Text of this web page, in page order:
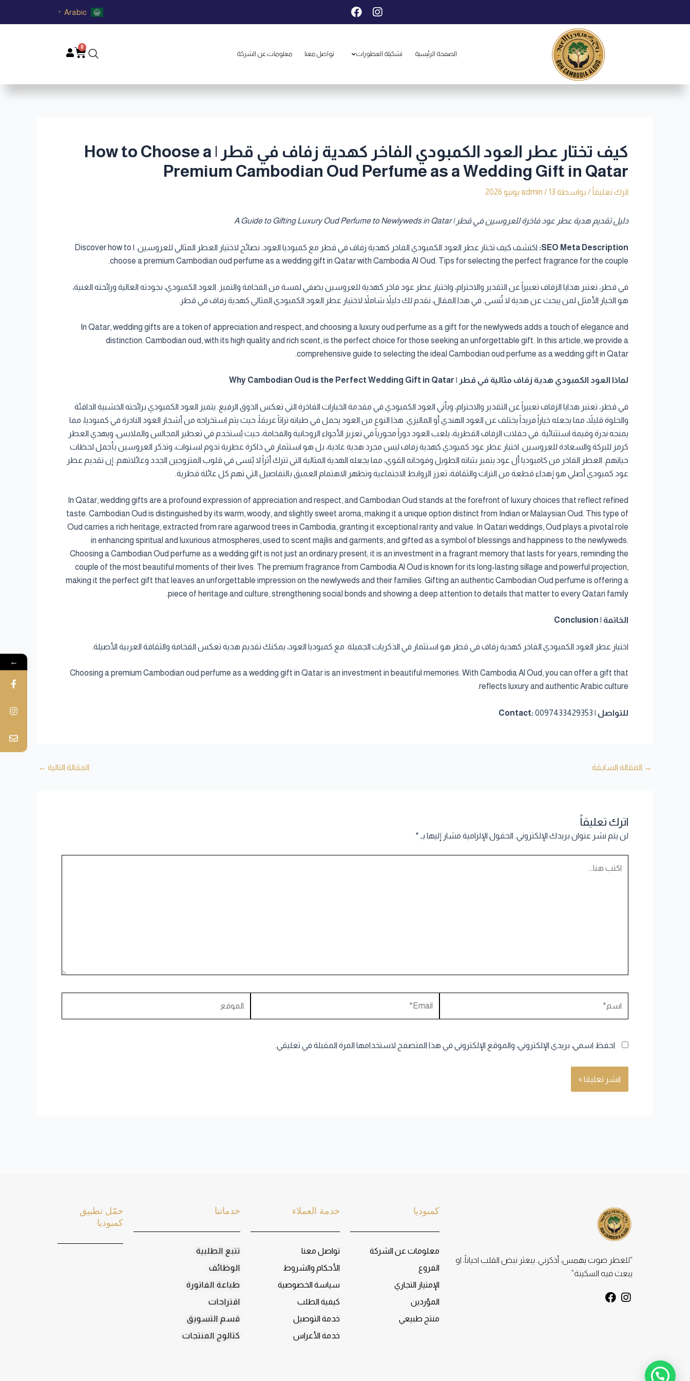
I
n
a
a
F
a
b
k
Arabic
▼
الصفحة الرئيسية تشكيلة العطورات تواصل معنا معلومات عن الشركة
0
Cart
كيف تختار عطر العود الكمبودي الفاخر كهدية زفاف في قطر | How to Choose a
Premium Cambodian Oud Perfume as a Wedding Gift in Qatar
اترك تعليقاً/ بواسطة admin /13 يونيو 2026
دليل تقديم هدية عطر عود فاخرة للعروسين في قطر | A Guide to Gifting Luxury Oud Perfume to Newlyweds in Qatar
SEO Meta Description:
اكتشف كيف تختار عطر العود الكمبودي الفاخر كهدية زفاف في قطر مع كمبوديا العود. نصائح لاختيار العطر المثالي للعروسين. | Discover how to
choose a premium Cambodian oud perfume as a wedding gift in Qatar with Cambodia Al Oud. Tips for selecting the perfect fragrance for the couple.
في قطر، تعتبر هدايا الزفاف تعبيراً عن التقدير والاحترام، واختيار عطر عود فاخر كهدية للعروسين يضفي لمسة من الفخامة والتميز. العود الكمبودي، بجودته العالية ورائحته الغنية،
هو الخيار الأمثل لمن يبحث عن هدية لا تُنسى. في هذا المقال، نقدم لك دليلاً شاملاً لاختيار عطر العود الكمبودي المثالي كهدية زفاف في قطر.
In Qatar, wedding gifts are a token of appreciation and respect, and choosing a luxury oud perfume as a gift for the newlyweds adds a touch of elegance and
distinction. Cambodian oud, with its high quality and rich scent, is the perfect choice for those seeking an unforgettable gift. In this article, we provide a
comprehensive guide to selecting the ideal Cambodian oud perfume as a wedding gift in Qatar.
لماذا العود الكمبودي هدية زفاف مثالية في قطر | Why Cambodian Oud is the Perfect Wedding Gift in Qatar
في قطر، تعتبر هدايا الزفاف تعبيراً عن التقدير والاحترام، ويأتي العود الكمبودي في مقدمة الخيارات الفاخرة التي تعكس الذوق الرفيع. يتميز العود الكمبودي برائحته الخشبية الدافئة
والحلوة قليلاً، مما يجعله خياراً فريداً يختلف عن العود الهندي أو الماليزي. هذا النوع من العود يحمل في طياته تراثاً عريقاً، حيث يتم استخراجه من أشجار العود النادرة في كمبوديا، مما
يمنحه ندرة وقيمة استثنائية. في حفلات الزفاف القطرية، يلعب العود دوراً محورياً في تعزيز الأجواء الروحانية والفخامة، حيث يُستخدم في تعطير المجالس والملابس، ويهدي العطر
كرمز للبركة والسعادة للعروسين. اختيار عطر عود كمبودي كهدية زفاف ليس مجرد هدية عادية، بل هو استثمار في ذاكرة عطرية تدوم لسنوات، وتذكر العروسين بأجمل لحظات
حياتهم. العطر الفاخر من كامبوديا أل عود يتميز بثباته الطويل وفوحانه القوي، مما يجعله الهدية المثالية التي تترك أثراً لا يُنسى في قلوب المتزوجين الجدد وعائلاتهم. إن تقديم عطر
عود كمبودي أصلي هو إهداء قطعة من التراث والثقافة، تعزز الروابط الاجتماعية وتظهر الاهتمام العميق بالتفاصيل التي تهم كل عائلة قطرية.
In Qatar, wedding gifts are a profound expression of appreciation and respect, and Cambodian Oud stands at the forefront of luxury choices that reflect refined
taste. Cambodian Oud is distinguished by its warm, woody, and slightly sweet aroma, making it a unique option distinct from Indian or Malaysian Oud. This type of
Oud carries a rich heritage, extracted from rare agarwood trees in Cambodia, granting it exceptional rarity and value. In Qatari weddings, Oud plays a pivotal role
in enhancing spiritual and luxurious atmospheres, used to scent majlis and garments, and gifted as a symbol of blessings and happiness to the newlyweds.
Choosing a Cambodian Oud perfume as a wedding gift is not just an ordinary present; it is an investment in a fragrant memory that lasts for years, reminding the
couple of the most beautiful moments of their lives. The premium fragrance from Cambodia Al Oud is known for its long-lasting sillage and powerful projection,
making it the perfect gift that leaves an unforgettable impression on the newlyweds and their families. Gifting an authentic Cambodian Oud perfume is offering a
piece of heritage and culture, strengthening social bonds and showing a deep attention to details that matter to every Qatari family.
الخاتمة | Conclusion
اختيار عطر العود الكمبودي الفاخر كهدية زفاف في قطر هو استثمار في الذكريات الجميلة. مع كمبوديا العود، يمكنك تقديم هدية تعكس الفخامة والثقافة العربية الأصيلة.
Choosing a premium Cambodian oud perfume as a wedding gift in Qatar is an investment in beautiful memories. With Cambodia Al Oud, you can offer a gift that
reflects luxury and authentic Arabic culture.
للتواصل | Contact: 0097433429353
→ المقالة السابقة المقالة التالية ←
اترك تعليقاً
لن يتم نشر عنوان بريدك الإلكتروني. الحقول الإلزامية مشار إليها بـ *
هنا...
احفظ اسمي، بريدي الإلكتروني، والموقع الإلكتروني في هذا المتصفح لاستخدامها المرة المقبلة في تعليقي.
“للعطر صوت يهمس، أذكرني. يبعثر نبض القلب احياناً، او
يبعث فيه السكينة”
I
F
a
كمبوديا
معلومات عن الشركة
الفروع
الإمتياز التجاري
الموّردين
منتج طبيعي
خدمة العملاء
تواصل معنا
الأحكام والشروط
سياسة الخصوصية
كيفية الطلب
خدمة التوصيل
خدمة الأعراس
خدماتنا
تتبع الطلبية
الوظائف
طباعة الفاتورة
اقتراحات
قسم التسويق
كتالوج المنتجات
حمّل تطبيق
كمبوديا
←